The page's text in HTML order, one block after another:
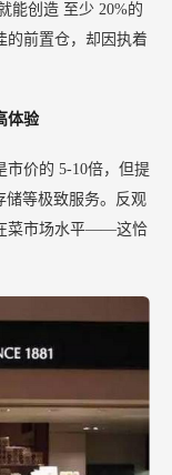
能创造 至少 20%的
的前置仓，却因执着
体验
市价的 5-10倍，但提
储等极致服务。反观
菜市场水平——这恰